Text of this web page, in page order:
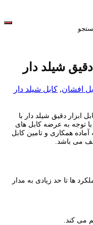
شیلد دار
افشان, کابل شیلد دار
ابزار دقیق شیلد دار با
با توجه به عرضه کابل های
همکاری و تامین کابل
می باشد.
ها تا حد زیادی به مدار
می کند.